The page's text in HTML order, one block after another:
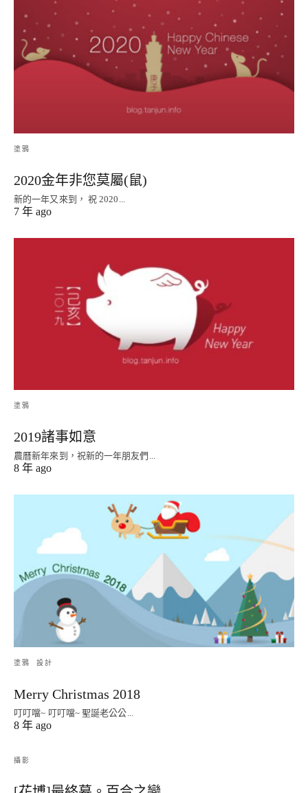
塗鴉
2020金年非您莫屬(鼠)
新的一年又來到， 祝 2020...
7 年 ago
塗鴉
2019諸事如意
農曆新年來到，祝新的一年朋友們...
8 年 ago
塗鴉 設計
Merry Christmas 2018
叮叮噹~ 叮叮噹~ 聖誕老公公...
8 年 ago
攝影